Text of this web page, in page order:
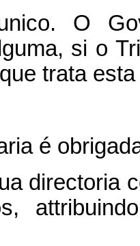
O
si o
trata
é
directoria